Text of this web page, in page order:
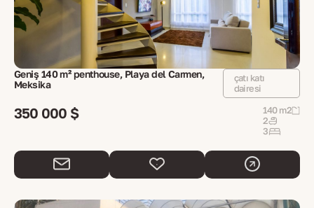
Geniş 140 m² penthouse, Playa del Carmen,
Meksika
çatı katı
dairesi
350 000 $
140 m2
2
3